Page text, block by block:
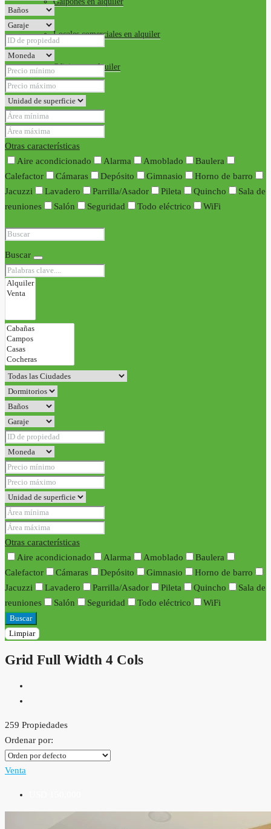
Locales comerciales en alquiler
Oficinas en alquiler
Requisitos
Contacto
Otras características
Aire acondicionado
Alarma Amoblado
Baulera
Calefactor
Cámaras Depósito Gimnasio
Horno de barro
Jacuzzi
Lavadero Parrilla/Asador Pileta Quincho
Sala de
reuniones
Salón Seguridad Todo eléctrico WiFi
Buscar
Otras características
Aire acondicionado
Alarma Amoblado
Baulera
Calefactor
Cámaras Depósito Gimnasio
Horno de barro
Jacuzzi
Lavadero Parrilla/Asador Pileta Quincho
Sala de
reuniones
Salón Seguridad Todo eléctrico WiFi
Buscar
Limpiar
Grid Full Width 4 Cols
259 Propiedades
Ordenar por:
Venta